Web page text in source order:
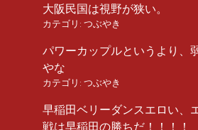
大阪民国は視野が狭い。
カテゴリ: つぶやき
パワーカップルというより、
やな
カテゴリ: つぶやき
早稲田ベリーダンスエロい、
戦は早稲田の勝ちだ！！！！